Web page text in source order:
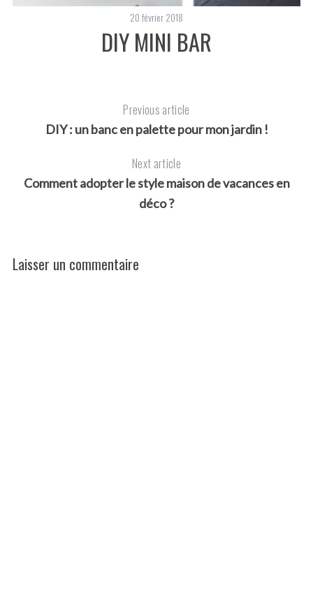
20 février 2018
DIY MINI BAR
Previous article
DIY : un banc en palette pour mon jardin !
Next article
Comment adopter le style maison de vacances en
déco ?
Laisser un commentaire